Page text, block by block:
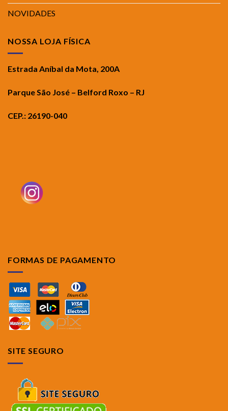
NOVIDADES
NOSSA LOJA FÍSICA
Estrada Aníbal da Mota, 200A
Parque São José – Belford Roxo – RJ
CEP.: 26190-040
FORMAS DE PAGAMENTO
SITE SEGURO